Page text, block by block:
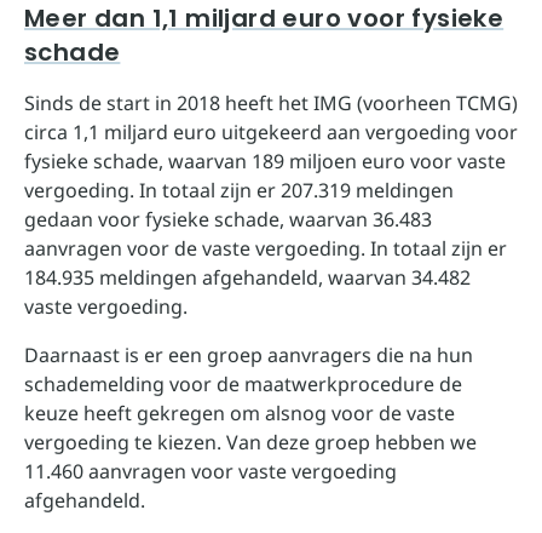
Meer dan 1,1 miljard euro voor fysieke
schade
Sinds de start in 2018 heeft het IMG (voorheen TCMG)
circa 1,1 miljard euro uitgekeerd aan vergoeding voor
fysieke schade, waarvan 189 miljoen euro voor vaste
vergoeding. In totaal zijn er 207.319 meldingen
gedaan voor fysieke schade, waarvan 36.483
aanvragen voor de vaste vergoeding. In totaal zijn er
184.935 meldingen afgehandeld, waarvan 34.482
vaste vergoeding.
Daarnaast is er een groep aanvragers die na hun
schademelding voor de maatwerkprocedure de
keuze heeft gekregen om alsnog voor de vaste
vergoeding te kiezen. Van deze groep hebben we
11.460 aanvragen voor vaste vergoeding
afgehandeld.